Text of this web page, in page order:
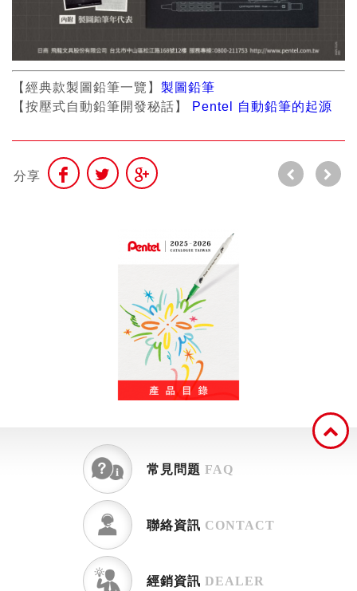
【經典款製圖鉛筆一覽】 製圖鉛筆
【按壓式自動鉛筆開發秘話】
Pentel 自動鉛筆的起源
分享
常見問題 FAQ
聯絡資訊 CONTACT
經銷資訊 DEALER